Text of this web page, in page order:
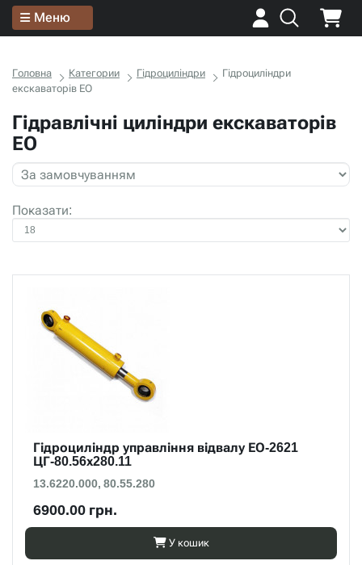
Меню
Головна Категории Гідроциліндри
Гідроциліндри
екскаваторів ЕО
Гідравлічні циліндри екскаваторів
ЕО
Показати:
Гідроциліндр управління відвалу ЕО-2621
ЦГ-80.56х280.11
13.6220.000, 80.55.280
6900.00 грн.
У кошик